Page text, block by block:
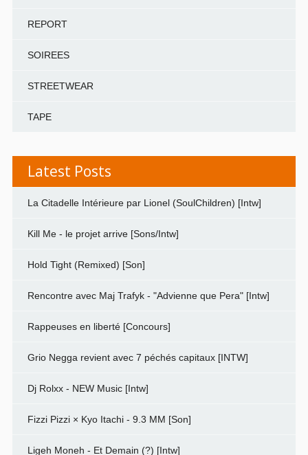
REPORT
SOIREES
STREETWEAR
TAPE
Latest Posts
La Citadelle Intérieure par Lionel (SoulChildren) [Intw]
Kill Me - le projet arrive [Sons/Intw]
Hold Tight (Remixed) [Son]
Rencontre avec Maj Trafyk - "Advienne que Pera" [Intw]
Rappeuses en liberté [Concours]
Grio Negga revient avec 7 péchés capitaux [INTW]
Dj Rolxx - NEW Music [Intw]
Fizzi Pizzi × Kyo Itachi - 9.3 MM [Son]
Ligeh Moneh - Et Demain (?) [Intw]